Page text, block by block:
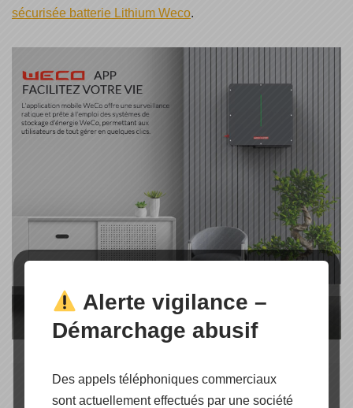
sécurisée batterie Lithium Weco.
ONDULEUR WECO
Alerte vigilance –
Démarchage abusif
Des appels téléphoniques commerciaux
sont actuellement effectués par une société